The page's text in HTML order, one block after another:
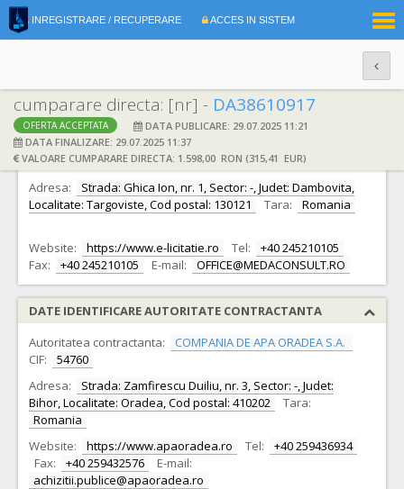
INREGISTRARE / RECUPERARE ACCES IN SISTEM
cumparare directa: [nr] - DA38610917
OFERTA ACCEPTATA
DATA PUBLICARE: 29.07.2025 11:21
DATA FINALIZARE: 29.07.2025 11:37
VALOARE CUMPARARE DIRECTA: 1.598,00 RON (315,41 EUR)
DATE IDENTIFICARE OFERTANT
Ofertant: S.C. MEDA CONSULT S.R.L. CIF:
15730038
Adresa:
Strada: Ghica Ion, nr. 1, Sector: -, Judet: Dambovita,
Localitate: Targoviste, Cod postal: 130121
Tara: Romania
Website: https://www.e-licitatie.ro Tel:
+40 245210105
Fax:
+40 245210105 E-mail: OFFICE@MEDACONSULT.RO
DATE IDENTIFICARE AUTORITATE CONTRACTANTA
Autoritatea contractanta:
COMPANIA DE APA ORADEA S.A.
CIF:
54760
Adresa:
Strada: Zamfirescu Duiliu, nr. 3, Sector: -, Judet:
Bihor, Localitate: Oradea, Cod postal: 410202
Tara:
Romania
Website:
https://www.apaoradea.ro Tel:
+40 259436934
Fax:
+40 259432576
E-mail:
achizitii.publice@apaoradea.ro